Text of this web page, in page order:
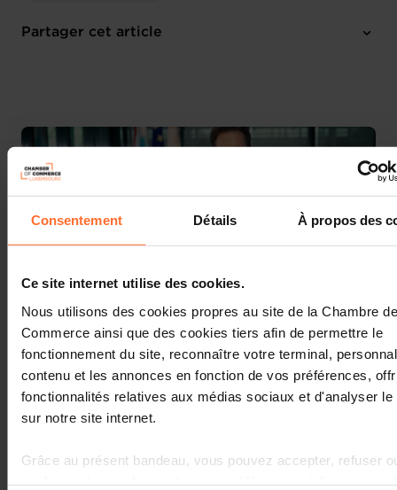
Consentement Détails À propos des
Ce site internet utilise des cookies.
Nous utilisons des cookies propres au site de la Chambre de
Commerce ainsi que des cookies tiers afin de permettre le
fonctionnement du site, reconnaître votre terminal,
contenu et les annonces en fonction de vos préférences,
fonctionnalités relatives aux médias sociaux et d'analyser le
sur notre site internet.
Grâce au présent bandeau, vous pouvez accepter, refuser
Partager cet article
Moment assez inédit pour le Luxembourg : un front
syndical invite à manifester contre la politique du
gouvernement le 28 juin, afin de montrer, si cela est
encore nécessaire, son opposition à des réformes visant à
organisations syndicales dénoncent le prétendu manque